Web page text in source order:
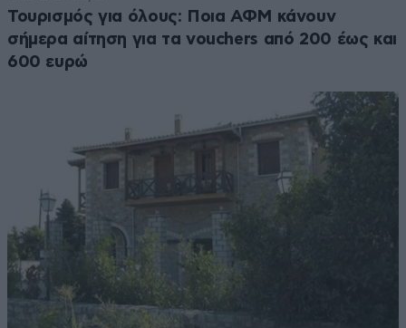
Τουρισμός για όλους: Ποια ΑΦΜ κάνουν
σήμερα αίτηση για τα vouchers από 200 έως και
600 ευρώ